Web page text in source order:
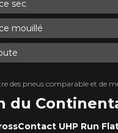
Continental
UHP Run
sec
mouillé
des pneus comparable et de